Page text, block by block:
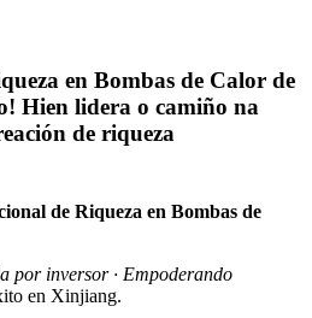
en Bombas de Calor de
Hien lidera o camiño na
de riqueza
de Riqueza en Bombas de
por inversor · Empoderando
en Xinjiang.